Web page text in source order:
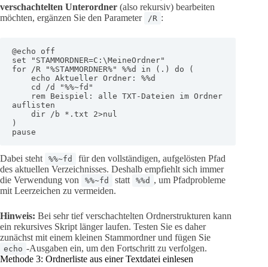
verschachtelten Unterordner (also rekursiv) bearbeiten
möchten, ergänzen Sie den Parameter
/R :
@echo off
set "STAMMORDNER=C:\MeineOrdner"
for /R "%STAMMORDNER%" %%d in (.) do (
auflisten
)
pause
Dabei steht %%~fd
für den vollständigen, aufgelösten Pfad
des aktuellen Verzeichnisses. Deshalb empfiehlt sich immer
die Verwendung von
%%~fd statt %%d , um Pfadprobleme
mit Leerzeichen zu vermeiden.
Hinweis: Bei sehr tief verschachtelten Ordnerstrukturen kann
ein rekursives Skript länger laufen. Testen Sie es daher
zunächst mit einem kleinen Stammordner und fügen Sie
echo -Ausgaben ein, um den Fortschritt zu verfolgen.
Methode 3: Ordnerliste aus einer Textdatei einlesen